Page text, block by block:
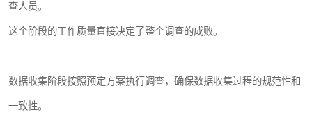
查人员。
这个阶段的工作质量直接决定了整个调查的成败。
数据收集阶段按照预定方案执行调查，确保数据收集过程的规范性和
一致性。